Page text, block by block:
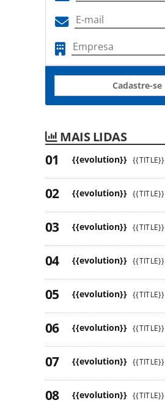
Cadastre-se
MAIS LIDAS
{{evolution}} {{TITLE}}
{{evolution}} {{TITLE}}
{{evolution}} {{TITLE}}
{{evolution}} {{TITLE}}
{{evolution}} {{TITLE}}
{{evolution}} {{TITLE}}
{{evolution}} {{TITLE}}
{{evolution}} {{TITLE}}